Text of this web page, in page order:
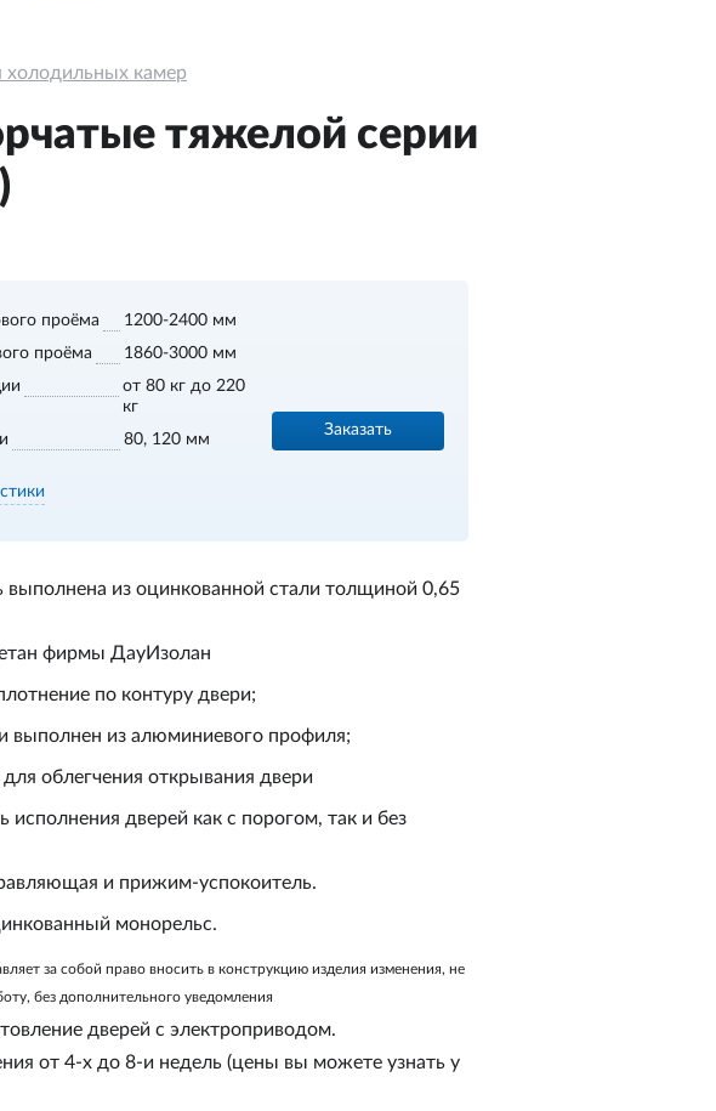
холодильных камер
тяжелой серии
проёма
1200-2400 мм
проёма
1860-3000 мм
от 80 кг до 220
кг
80, 120 мм
Заказать
выполнена из оцинкованной стали толщиной 0,65
фирмы ДауИзолан
по контуру двери;
выполнен из алюминиевого профиля;
для облегчения открывания двери
исполнения дверей как с порогом, так и без
и прижим-успокоитель.
монорельс.
за собой право вносить в конструкцию изделия изменения, не
без дополнительного уведомления
дверей с электроприводом.
от 4-х до 8-и недель (цены вы можете узнать у